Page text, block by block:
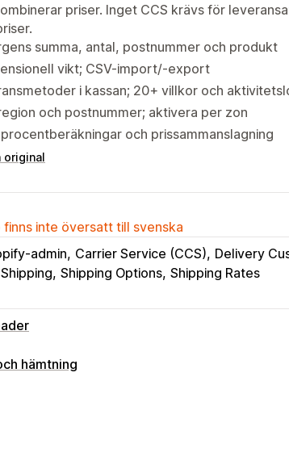
priser. Inget CCS krävs för
summa, antal, postnummer och produkt
vikt; CSV-import/-export
i kassan; 20+ villkor och
och postnummer; aktivera per zon
och prissammanslagning
original
finns inte översatt till svenska
admin Carrier Service (CCS) Delivery
Shipping Shipping Options Shipping Rates
hämtning